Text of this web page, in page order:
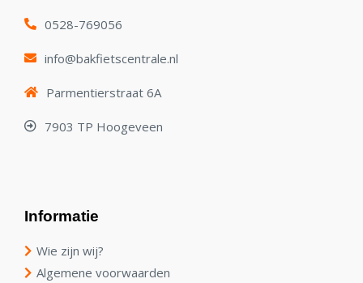
0528-769056
info@bakfietscentrale.nl
Parmentierstraat 6A
7903 TP Hoogeveen
Informatie
Wie zijn wij?
Algemene voorwaarden